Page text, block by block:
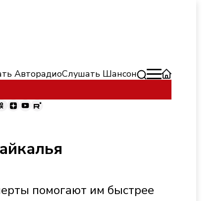
АвторадиоСлушать Шансон
помогают им быстрее